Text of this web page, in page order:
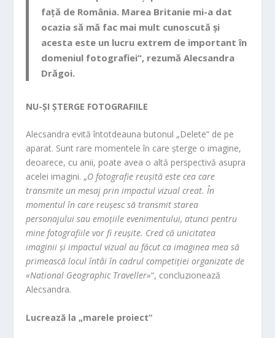
față de România. Marea Britanie mi-a dat
ocazia să mă fac mai mult cunoscută și
acesta este un lucru extrem de important în
domeniul fotografiei“, rezumă Alecsandra
Drăgoi.
NU-ȘI ȘTERGE FOTOGRAFIILE
Alecsandra evită întotdeauna butonul „Delete“ de pe
aparat. Sunt rare momentele în care șterge o imagine,
deoarece, cu anii, poate avea o altă perspectivă asupra
acelei imagini. „O fotografie reușită este cea care
transmite un mesaj prin impactul vizual creat. În
momentul în care reușesc să transmit starea
personajului sau emoțiile evenimentului, atunci pentru
mine fotografiile vor fi reușite. Cred că unicitatea
imaginii și impactul vizual au făcut ca imaginea mea să
primească locul întâi în cadrul competiției organizate de
«National Geographic Traveller»“, concluzionează
Alecsandra.
Lucrează la „marele proiect“